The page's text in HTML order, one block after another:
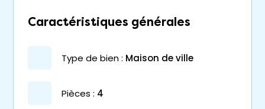
Caractéristiques générales
type de bien : maison de ville
pièces : 4